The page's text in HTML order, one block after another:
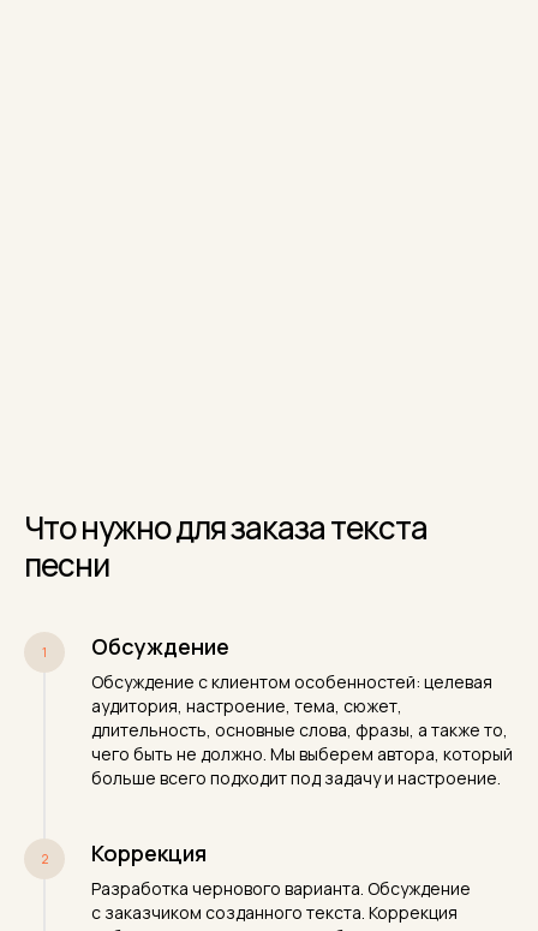
Что нужно для заказа текста
песни
Обсуждение
Обсуждение с клиентом особенностей: целевая
аудитория, настроение, тема, сюжет,
длительность, основные слова, фразы, а также то,
чего быть не должно. Мы выберем автора, который
больше всего подходит под задачу и настроение.
Коррекция
Разработка чернового варианта. Обсуждение
с заказчиком созданного текста. Коррекция